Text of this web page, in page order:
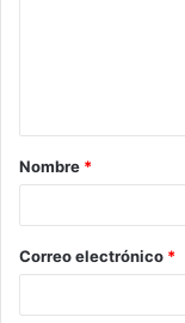
a
r
*
Nombre *
Correo electrónico *